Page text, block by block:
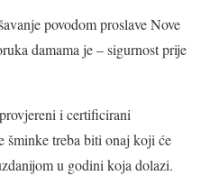
povodom proslave Nove
damama je – sigurnost prije
i certificirani
šminke treba biti onaj koji će
u godini koja dolazi.